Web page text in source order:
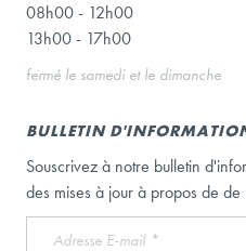
08h00 - 12h00
13h00 - 17h00
fermé le samedi et le dimanche
BULLETIN
Souscrivez à notre bulletin
des mises à jour à propos de